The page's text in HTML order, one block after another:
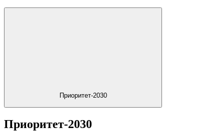
Приоритет-2030
Приоритет-2030